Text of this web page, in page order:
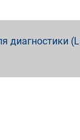
диагностики